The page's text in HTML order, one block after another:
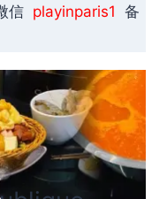
信 playinparis1 备